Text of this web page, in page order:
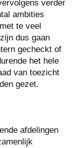
verder
ambities
te veel
dus gaan
gecheckt of
het hele
van toezicht
gezet.
afdelingen